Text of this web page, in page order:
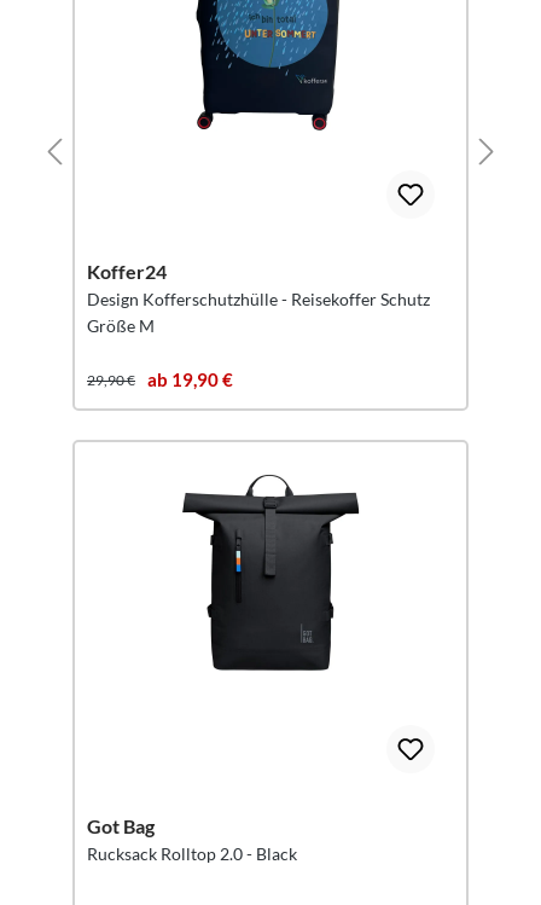
Koffer24
Design Kofferschutzhülle - Reisekoffer Schutz
Größe M
29,90 € ab 19,90 €
Got Bag
Rucksack Rolltop 2.0 - Black